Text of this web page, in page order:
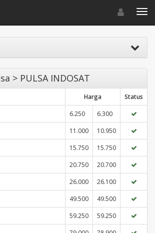
Toggle
> PULSA INDOSAT
Harga
Status
6.250
6.300
11.000
10.950
15.750
15.750
20.750
20.700
26.000
26.100
49.500
49.500
59.250
59.250